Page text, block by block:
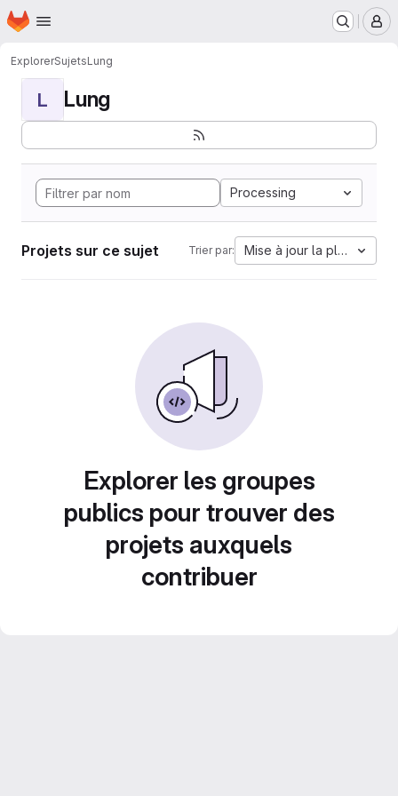
Passer au contenu principal
Page d'accueil
ExplorerSujetsLung
L Lung
Processing
Projets sur ce sujet Trier par: Mise à jour la plus
Explorer les groupes
publics pour trouver des
projets auxquels
contribuer